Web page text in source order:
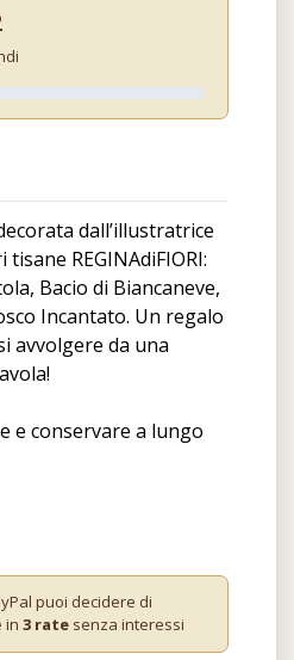
dall’illustratrice
REGINAdiFIORI:
Bacio di Biancaneve,
Incantato. Un regalo
avvolgere da una
e conservare a lungo
puoi decidere di
in 3 rate senza interessi